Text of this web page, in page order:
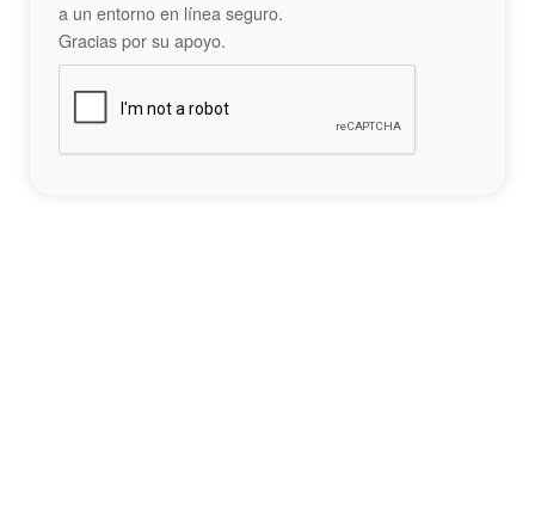
a un entorno en línea seguro.
Gracias por su apoyo.